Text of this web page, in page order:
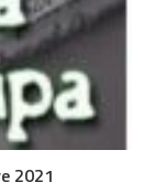
2021